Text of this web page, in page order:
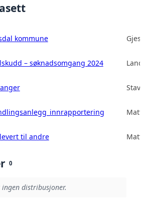
kommune
– søknadsomgang 2024
til andre
0
distribusjoner.